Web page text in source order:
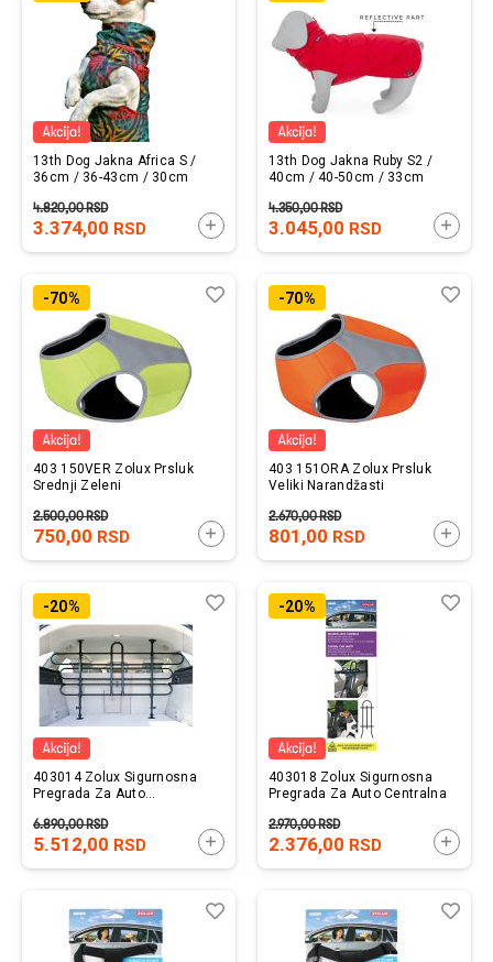
13th Dog Jakna Africa S /
36cm / 36-43cm / 30cm
3.374,00 RSD
4.820,00RSD
DODAJTE U KORPU
13th Dog Jakna Ruby S2 /
40cm / 40-50cm / 33cm
3.045,00 RSD
4.350,00RSD
-70%
403 150VER Zolux Prsluk
Srednji Zeleni
750,00 RSD
2.500,00RSD
DODAJTE U KORPU
Lista
Uporedi-70%
403 151ORA Zolux Prsluk
Veliki Narandžasti
801,00 RSD
2.670,00RSD
-20%
403014 Zolux Sigurnosna
Pregrada Za Auto
5.512,00 RSD
6.890,00RSD
DODAJTE U KORPU
Lista
Uporedi-20%
403018 Zolux Sigurnosna
Pregrada Za Auto Centralna
2.376,00 RSD
2.970,00RSD
Lista
Uporedi